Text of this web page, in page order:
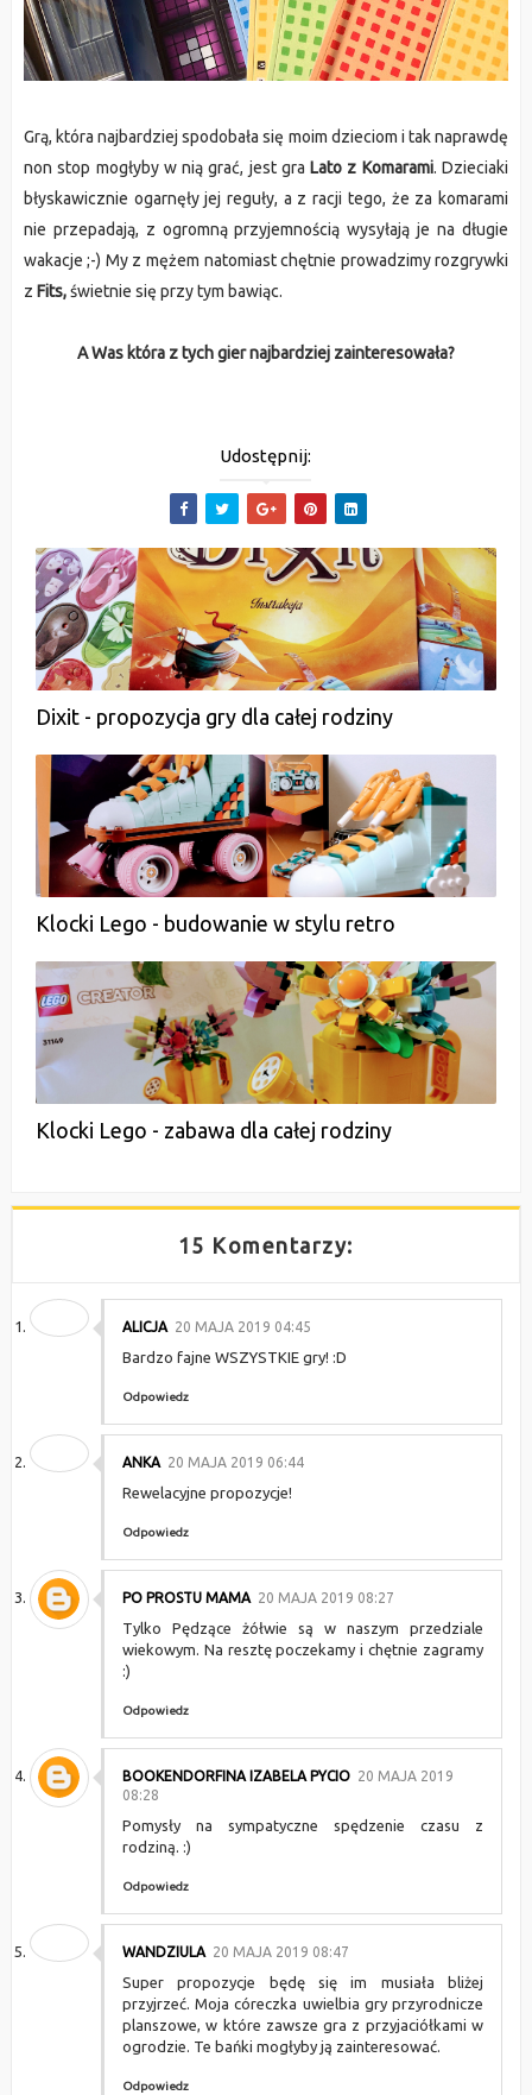
Grą, która najbardziej spodobała się moim dzieciom i tak naprawdę
non stop mogłyby w nią grać, jest gra Lato z Komarami. Dzieciaki
błyskawicznie ogarnęły jej reguły, a z racji tego, że za komarami
nie przepadają, z ogromną przyjemnością wysyłają je na długie
wakacje ;-) My z mężem natomiast chętnie prowadzimy rozgrywki
z Fits,świetnie się przy tym bawiąc.
A Was która z tych gier najbardziej zainteresowała?
Udostępnij:
Dixit - propozycja gry dla całej rodziny
Klocki Lego - budowanie w stylu retro
Klocki Lego - zabawa dla całej rodziny
15 Komentarzy:
ALICJA 20 MAJA 2019 04:45
Bardzo fajne WSZYSTKIE gry! :D
Odpowiedz
ANKA 20 MAJA 2019 06:44
Rewelacyjne propozycje!
Odpowiedz
PO PROSTU MAMA 20 MAJA 2019 08:27
Tylko Pędzące żółwie są w naszym przedziale
wiekowym. Na resztę poczekamy i chętnie zagramy
:)
Odpowiedz
BOOKENDORFINA IZABELA PYCIO 20 MAJA 2019
08:28
Pomysły na sympatyczne spędzenie czasu z
rodziną. :)
Odpowiedz
WANDZIULA 20 MAJA 2019 08:47
Super propozycje będę się im musiała bliżej
przyjrzeć. Moja córeczka uwielbia gry przyrodnicze
planszowe, w które zawsze gra z przyjaciółkami w
ogrodzie. Te bańki mogłyby ją zainteresować.
Odpowiedz